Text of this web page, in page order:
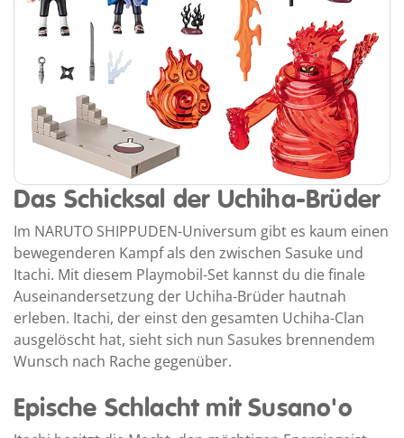
Das Schicksal der Uchiha-Brüder
Im NARUTO SHIPPUDEN-Universum gibt es kaum einen
bewegenderen Kampf als den zwischen Sasuke und
Itachi. Mit diesem Playmobil-Set kannst du die finale
Auseinandersetzung der Uchiha-Brüder hautnah
erleben. Itachi, der einst den gesamten Uchiha-Clan
ausgelöscht hat, sieht sich nun Sasukes brennendem
Wunsch nach Rache gegenüber.
Epische Schlacht mit Susano'o